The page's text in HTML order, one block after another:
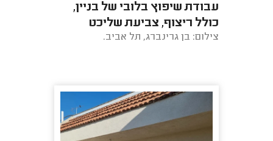
עבודת שיפוץ בלובי של בניין,
כולל ריצוף, צביעת שליכט
צבעוני ופינישים סופיים.
צילום: בן גרינברג, תל אביב.